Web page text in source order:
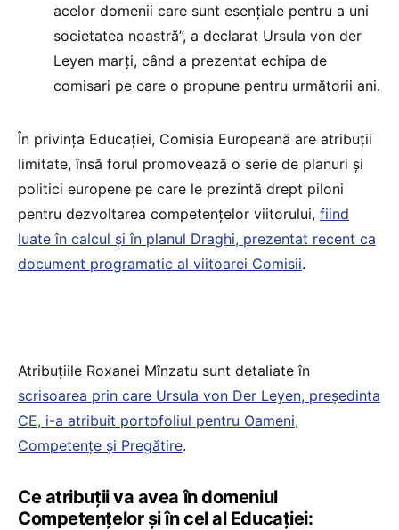
acelor domenii care sunt esențiale pentru a uni
societatea noastră”, a declarat Ursula von der
Leyen marți, când a prezentat echipa de
comisari pe care o propune pentru următorii ani.
În privința Educației, Comisia Europeană are atribuții
limitate, însă forul promovează o serie de planuri și
politici europene pe care le prezintă drept piloni
pentru dezvoltarea competențelor viitorului, fiind
luate în calcul și în planul Draghi, prezentat recent ca
document programatic al viitoarei Comisii.
Atribuțiile Roxanei Mînzatu sunt detaliate în
scrisoarea prin care Ursula von Der Leyen, președinta
CE, i-a atribuit portofoliul pentru Oameni,
Competențe și Pregătire.
Ce atribuții va avea în domeniul
Competențelor și în cel al Educației: